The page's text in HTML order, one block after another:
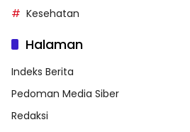
Kesehatan
Halaman
Indeks Berita
Pedoman Media Siber
Redaksi